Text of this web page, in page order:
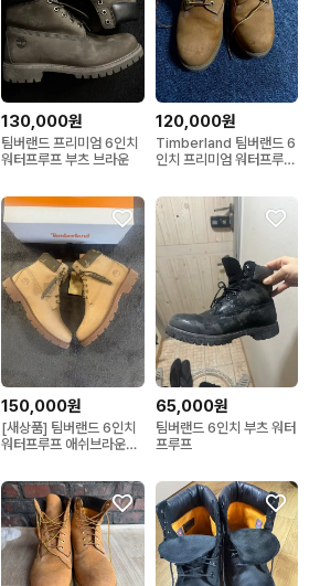
130,000원
팀버랜드 프리미엄 6인치
워터프루프 부츠 브라운
120,000원
Timberland 팀버랜드 6
인치 프리미엄 워터프루프
150,000원
[새상품] 팀버랜드 6인치
워터프루프 애쉬브라운
65,000원
팀버랜드 6인치 부츠 워터
프루프